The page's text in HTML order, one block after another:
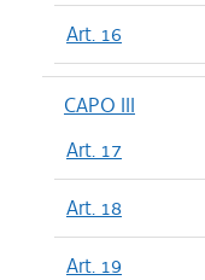
Art. 16
CAPO III
Art. 17
Art. 18
Art. 19